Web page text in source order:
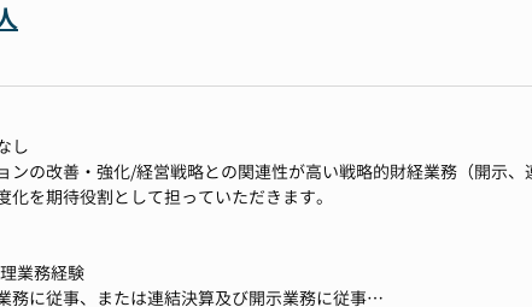
感じられます
ョンです。急成長企業の多彩な変化をリアルタイムで体感しながら
ことができます。
ションに関連する業務を通じて、IR、PRや財務戦略のプロフェッシ
。決算説明会に加え、個人投資家向けのイベント企画や運営にも携
命を起こしませんか？』
台頭により、何十年に一度の産業革命が起こると言われており、何
ています。
だと確信し、全社一丸となって日々業務に取り組んでいます。
として以下の業務をお任せします。
り、将来的にはCFO直下での業務となります。
⑥⑦はCFOの補佐をイメージしておりますが、ご経験・ご志向によ
し
ンの改善・強化/経営戦略との関連性が高い戦略的財経業務（開示、
を期待役割として担っていただきます。
改善・強化、新会計基準への適用、税務論点などを統括いただきま
業務経験
務に従事、または連結決算及び開示業務に従事